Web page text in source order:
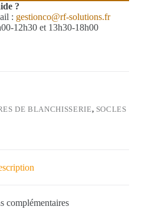
?
: gestionco@rf-solutions.fr
12h30 et 13h30-18h00
DE BLANCHISSERIE, SOCLES
complémentaires